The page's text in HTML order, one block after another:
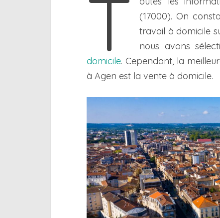
T
(17000). On
travail à domicile
nous avons
domicile. Cependant, la
à Agen est la vente à domicile.